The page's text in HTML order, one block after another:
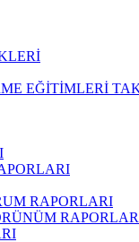
EĞİTİMLERİ
RAPORLARI